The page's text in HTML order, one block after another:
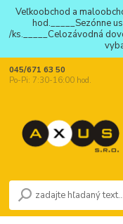
Veľkoobchod a
hod._____Sezónne
/ks._____Celozávodná
045/671 63 50
Po-Pi: 7:30-16:00 hod.